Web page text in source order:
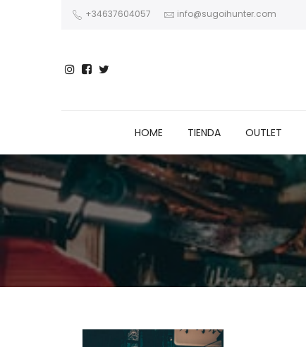
+34637604057 info@sugoihunter.com
HOME TIENDA OUTLET